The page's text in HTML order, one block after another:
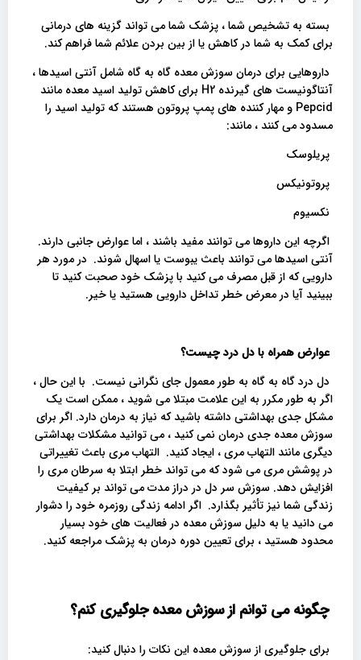
بسته به تشخیص شما ، پزشک شما می تواند گزینه های درمانی
برای کمک به شما در کاهش یا از بین بردن علائم شما فراهم کند.
داروهایی برای درمان سوزش معده گاه به گاه شامل آنتی اسیدها ،
آنتاگونیست های گیرنده H2 برای کاهش تولید اسید معده مانند
Pepcid و مهار کننده های پمپ پروتون هستند که تولید اسید را
مسدود می کنند ، مانند:
پریلوسک
پروتونیکس
نکسیوم
اگرچه این داروها می توانند مفید باشند ، اما عوارض جانبی دارند.
آنتی اسیدها می توانند باعث یبوست یا اسهال شوند. در مورد هر
دارویی که از قبل مصرف می کنید با پزشک خود صحبت کنید تا
ببینید آیا در معرض خطر تداخل دارویی هستید یا خیر.
عوارض همراه با دل درد چیست؟
دل درد گاه به گاه به طور معمول جای نگرانی نیست. با این حال ،
اگر به طور مکرر به این علامت مبتلا می شوید ، ممکن است یک
مشکل جدی بهداشتی داشته باشید که نیاز به درمان دارد. اگر برای
سوزش معده جدی درمان نمی کنید ، می توانید مشکلات بهداشتی
دیگری مانند التهاب مری ، ایجاد کنید. التهاب مری باعث تغییراتی
در پوشش مری می شود که می تواند خطر ابتلا به سرطان مری را
افزایش دهد. سوزش سر دل در دراز مدت می تواند بر کیفیت
زندگی شما نیز تأثیر بگذارد. اگر ادامه زندگی روزمره خود را دشوار
می دانید یا به دلیل سوزش معده در فعالیت های خود بسیار
محدود هستید ، برای تعیین دوره درمان به پزشک مراجعه کنید.
چگونه می توانم از سوزش معده جلوگیری کنم؟
برای جلوگیری از سوزش معده این نکات را دنبال کنید: